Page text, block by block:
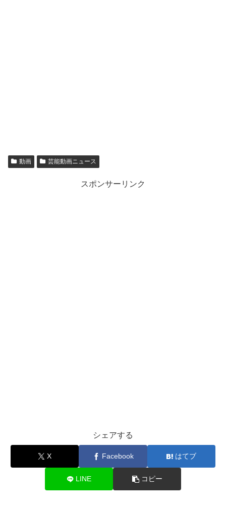
動画 芸能動画ニュース
スポンサーリンク
シェアする
X Facebook はてブ
LINE コピー